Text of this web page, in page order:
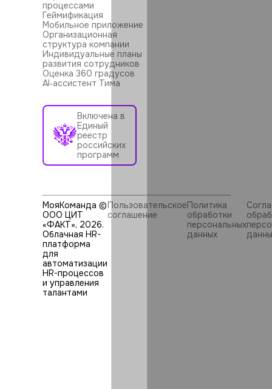
процессами
Геймификация
Мобильное приложение
Организационная
структура компании
Индивидуальные планы
развития сотрудников
Оценка 360 градусов
AI‑ассистент Тима
Включена в
Единый
реестр
российских
программ
МояКоманда ©
ООО ЦИТ
«ФАКТ», 2026.
Облачная HR-
платформа
для
автоматизации
HR⁠-⁠процессов
и управления
талантами
Пользовательское
соглашение
Политика
обработки
персональных
данных